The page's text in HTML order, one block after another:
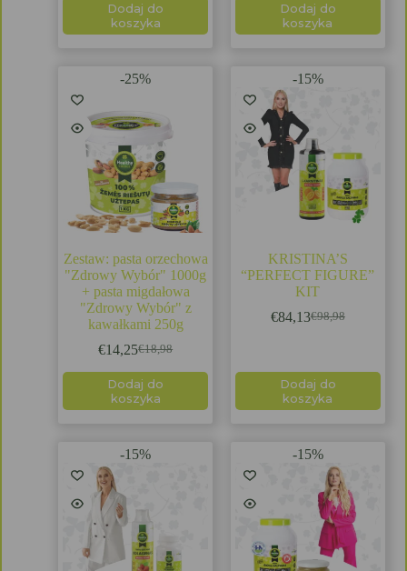
Dodaj do
koszyka
Dodaj do
koszyka
-25%
Zestaw: pasta orzechowa
"Zdrowy Wybór" 1000g
+ pasta migdałowa
"Zdrowy Wybór" z
kawałkami 250g
€18,98
€14,25
Dodaj do
koszyka
-15%
KRISTINA’S
“PERFECT FIGURE”
KIT
€98,98
€84,13
Dodaj do
koszyka
-15% -15%